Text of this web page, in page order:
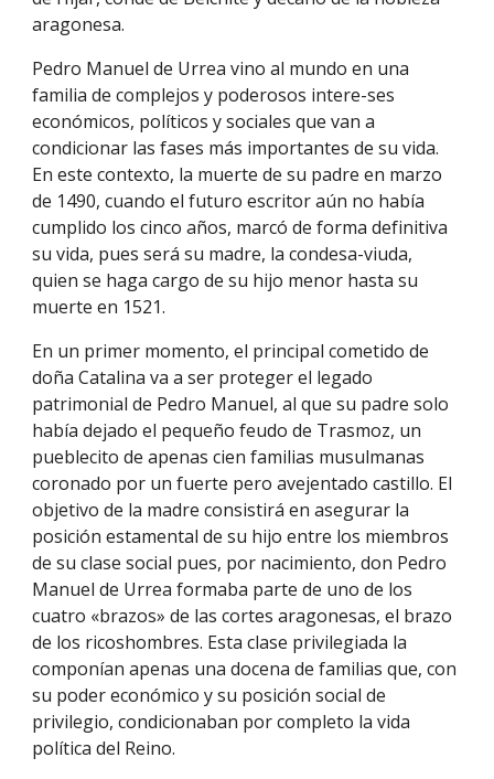
aragonesa.
Pedro Manuel de Urrea vino al mundo en una
familia de complejos y poderosos intere-ses
económicos, políticos y sociales que van a
condicionar las fases más importantes de su vida.
En este contexto, la muerte de su padre en marzo
de 1490, cuando el futuro escritor aún no había
cumplido los cinco años, marcó de forma definitiva
su vida, pues será su madre, la condesa-viuda,
quien se haga cargo de su hijo menor hasta su
muerte en 1521.
En un primer momento, el principal cometido de
doña Catalina va a ser proteger el legado
patrimonial de Pedro Manuel, al que su padre solo
había dejado el pequeño feudo de Trasmoz, un
pueblecito de apenas cien familias musulmanas
coronado por un fuerte pero avejentado castillo. El
objetivo de la madre consistirá en asegurar la
posición estamental de su hijo entre los miembros
de su clase social pues, por nacimiento, don Pedro
Manuel de Urrea formaba parte de uno de los
cuatro «brazos» de las cortes aragonesas, el brazo
de los ricoshombres. Esta clase privilegiada la
componían apenas una docena de familias que, con
su poder económico y su posición social de
privilegio, condicionaban por completo la vida
política del Reino.